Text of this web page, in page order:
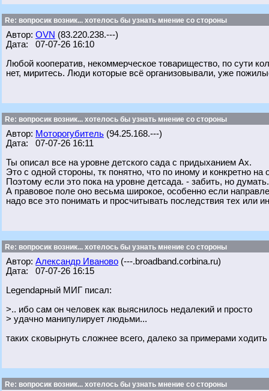
Re: вопросик возник... хотелось бы узнать мнение со стороны
Автор: OVN (83.220.238.---)
Дата: 07-07-26 16:10
Любой кооператив, некоммерческое товарищество, по сути
нет, миритесь. Люди которые всё организовывали, уже
Re: вопросик возник... хотелось бы узнать мнение со стороны
Автор: Моторогубитель (94.25.168.---)
Дата: 07-07-26 16:11
Ты описал все на уровне детского сада с придыханием Ах.
Это с одной стороны, тк понятно, что по иному и конкретно
Поэтому если это пока на уровне детсада. - забить, но
А правовое поле оно весьма широкое, особенно если
надо все это понимать и просчитывать последствия тех или
Re: вопросик возник... хотелось бы узнать мнение со стороны
Автор: Александр Иваново (---.broadband.corbina.ru)
Дата: 07-07-26 16:15
Legendарный МИГ писал:
>.. ибо сам он человек как выяснилось недалекий и просто
> удачно манипулирует людьми...
таких сковырнуть сложнее всего, далеко за примерами
Re: вопросик возник... хотелось бы узнать мнение со стороны